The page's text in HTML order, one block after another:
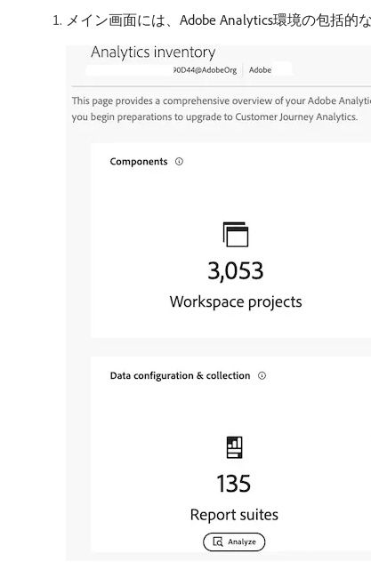
メイン画面には、Adobe Analytics環境の包括的